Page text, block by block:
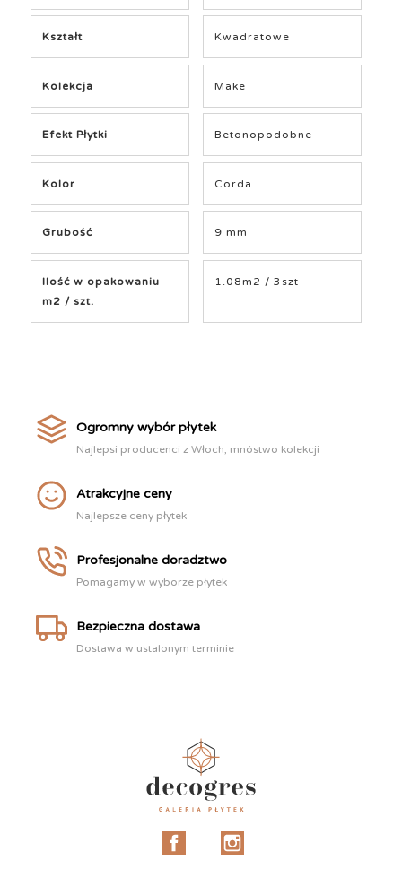
Kształt Kwadratowe
Kolekcja Make
Efekt Płytki Betonopodobne
Kolor Corda
Grubość 9 mm
Ilość w opakowaniu
m2 / szt.
1.08m2 / 3szt
Ogromny wybór płytek
Najlepsi producenci z Włoch, mnóstwo kolekcji
Atrakcyjne ceny
Najlepsze ceny płytek
Profesjonalne doradztwo
Pomagamy w wyborze płytek
Bezpieczna dostawa
Dostawa w ustalonym terminie
Facebook